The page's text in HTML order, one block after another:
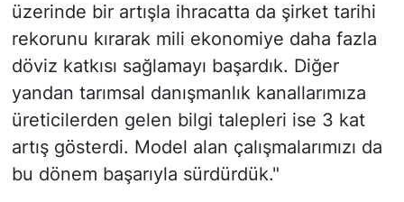
üzerinde bir artışla ihracatta da şirket tarihi
rekorunu kırarak mili ekonomiye daha fazla
döviz katkısı sağlamayı başardık. Diğer
yandan tarımsal danışmanlık kanallarımıza
üreticilerden gelen bilgi talepleri ise 3 kat
artış gösterdi. Model alan çalışmalarımızı da
bu dönem başarıyla sürdürdük."